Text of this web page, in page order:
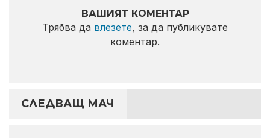
ВАШИЯТ КОМЕНТАР
Трябва да влезете, за да публикувате
коментар.
СЛЕДВАЩ МАЧ